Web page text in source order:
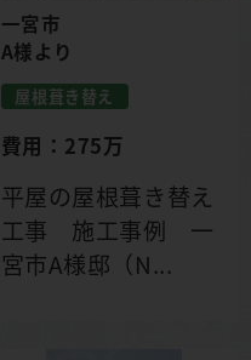
一宮市
A様より
屋根葺き替え
費用：275万
平屋の屋根葺き替え
工事 施工事例 一
宮市A様邸（N...